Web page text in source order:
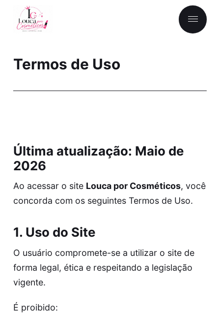
Termos de Uso
Última atualização: Maio de
2026
Ao acessar o site Louca por Cosméticos, você
concorda com os seguintes Termos de Uso.
1. Uso do Site
O usuário compromete-se a utilizar o site de
forma legal, ética e respeitando a legislação
vigente.
É proibido: